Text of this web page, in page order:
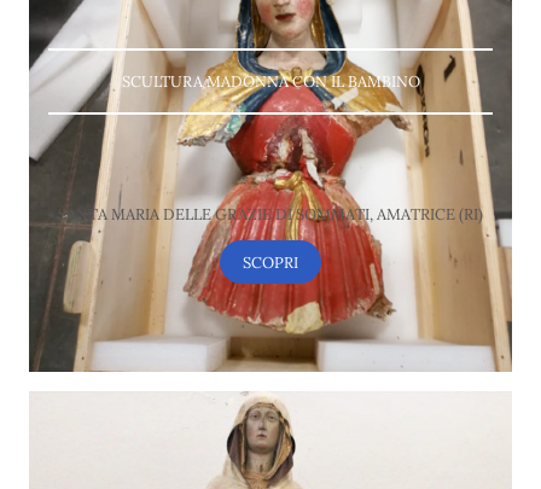
SCULTURA MADONNA CON IL BAMBINO
SANTA MARIA DELLE GRAZIE DI SOMMATI, AMATRICE (RI)
SCOPRI